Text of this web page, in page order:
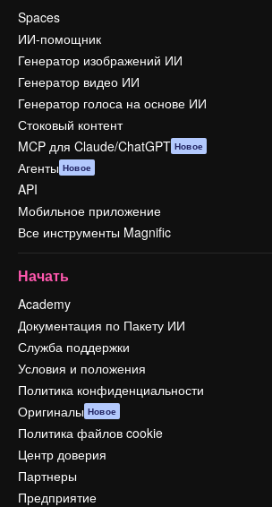
Spaces
ИИ-помощник
Генератор изображений ИИ
Генератор видео ИИ
Генератор голоса на основе ИИ
Стоковый контент
MCP для Claude/ChatGPT Новое
Агенты Новое
API
Мобильное приложение
Все инструменты Magnific
Начать
Academy
Документация по Пакету ИИ
Служба поддержки
Условия и положения
Политика конфиденциальности
Оригиналы Новое
Политика файлов cookie
Центр доверия
Партнеры
Предприятие